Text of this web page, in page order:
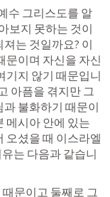
수 그리스도를 알
보지 못하는 것이
는 것일까요? 이
문이며 자신을 자신
기지 않기 때문입니
아픔을 겪지만 그
불화하기 때문이
메시아 안에 있는
오셨을 때 이스라엘
는 다음과 같습니
문이고 둘째로 그